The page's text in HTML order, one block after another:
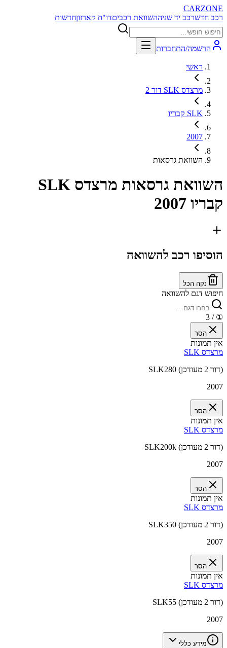
CARZONE
רכב חדשרכב יד שניההשוואת רכביםדו"ח קארזוןחדשות
הרשמה/התחברות
ראשי
מרצדס SLK דור 2
SLK קבריו
2007
השוואת גרסאות
השוואת גרסאות
מרצדס SLK
קבריו 2007
הוסיפו רכב להשוואה
נקה הכל
חיפוש דגם להשוואה
①
/ 3
הסר
אין תמונות
מרצדס SLK
SLK280 (דור 2 מעודכן)
2007
הסר
אין תמונות
מרצדס SLK
SLK200k (דור 2 מעודכן)
2007
הסר
אין תמונות
מרצדס SLK
SLK350 (דור 2 מעודכן)
2007
הסר
אין תמונות
מרצדס SLK
SLK55 (דור 2 מעודכן)
2007
מידע כללי